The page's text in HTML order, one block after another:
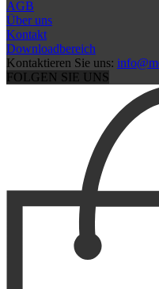
AGB
Über uns
Kontakt
Downloadbereich
Kontaktieren Sie uns:
FOLGEN SIE UNS